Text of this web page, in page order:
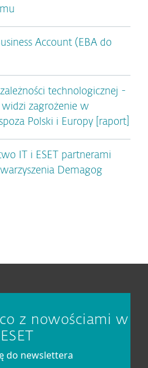
Account (EBA do
technologicznej -
zagrożenie w
Polski i Europy [raport]
IT i ESET partnerami
Demagog